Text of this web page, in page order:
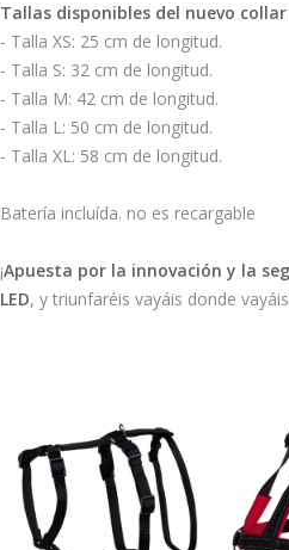
Tallas disponibles del nuevo
- Talla XS: 25 cm de longitud.
- Talla S: 32 cm de longitud.
- Talla M: 42 cm de longitud.
- Talla L: 50 cm de longitud.
- Talla XL: 58 cm de longitud.
Batería incluída. no es recargable
¡Apuesta por la innovación y la
LED, y triunfaréis vayáis donde